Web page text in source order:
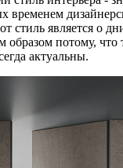
временем
стиль является о
образом потому, что
актуальны.